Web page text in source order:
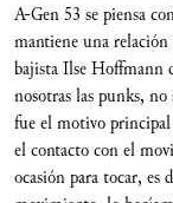
A-Gen 53 se piensa
mantiene una
bajista Ilse Hoffmann
nosotras las punks, no
fue el motivo
el contacto con el
ocasión para tocar, es